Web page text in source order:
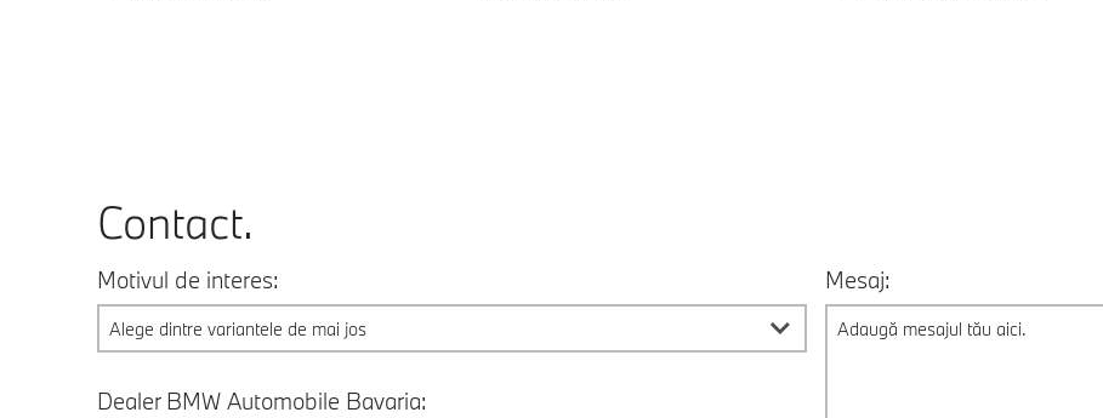
Contact.
Motivul de interes:
Alege dintre variantele de mai jos
Dealer BMW Automobile Bavaria:
Mesaj: